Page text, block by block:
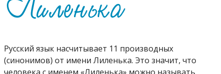
Русский язык насчитывает 11 производных
(синонимов) от имени Лиленька. Это значит, что